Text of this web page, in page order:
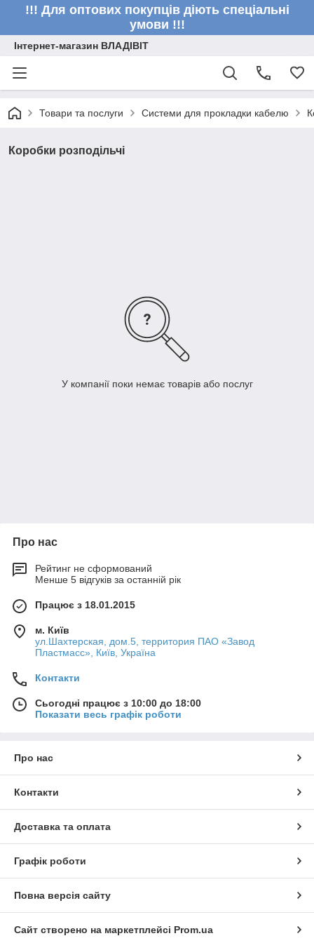
!!! Для оптових покупців діють спеціальні
умови !!!
Інтернет-магазин ВЛАДІВІТ
Товари та послуги Системи для прокладки кабелю
Коробки розподільчі
У компанії поки немає товарів або послуг
Про нас
Рейтинг не сформований
Менше 5 відгуків за останній рік
Працює з 18.01.2015
м. Київ
ул.Шахтерская, дом.5, территория ПАО «Завод
Пластмасс», Київ, Україна
Контакти
Сьогодні працює з 10:00 до 18:00
Показати весь графік роботи
Про нас
Контакти
Доставка та оплата
Графік роботи
Повна версія сайту
Сайт створено на маркетплейсі Prom.ua